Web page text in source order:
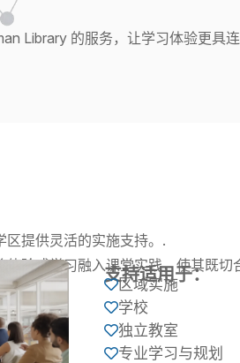
Library 的服务，让学习体验更具
提供灵活的实施支持。.
验式学习融入课堂实践，使其既
支持适用于：
区域实施
学校
独立教室
专业学习与规划